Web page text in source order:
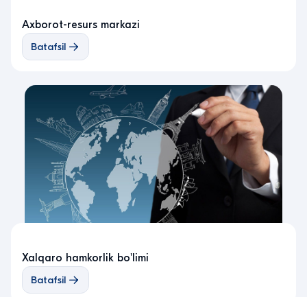
Axborot-resurs markazi
Batafsil
Xalqaro hamkorlik bo'limi
Batafsil